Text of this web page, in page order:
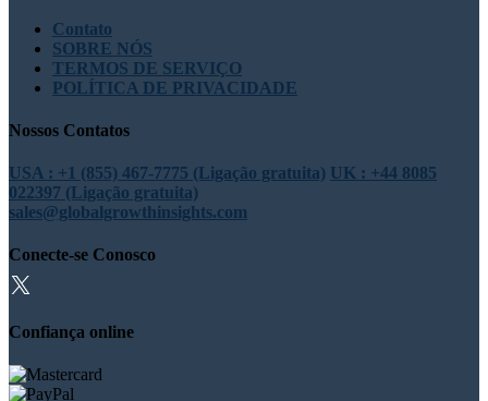
Contato
SOBRE NÓS
TERMOS DE SERVIÇO
POLÍTICA DE PRIVACIDADE
Nossos Contatos
USA : +1 (855) 467-7775 (Ligação gratuita) UK : +44 8085
022397 (Ligação gratuita)
sales@globalgrowthinsights.com
Conecte-se Conosco
Confiança online